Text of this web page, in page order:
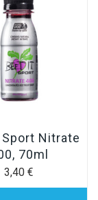
Nitrate
70ml
3,40€